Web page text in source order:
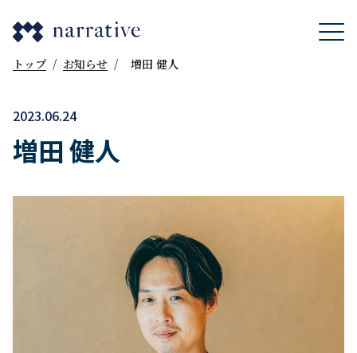
トップ / お知らせ / 増田 健人
2023.06.24
増田 健人